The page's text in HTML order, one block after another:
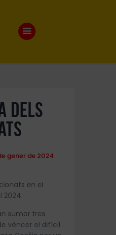
Sala
dels
gener de 2024
en el
2024.
sumar tres
vèncer el difícil